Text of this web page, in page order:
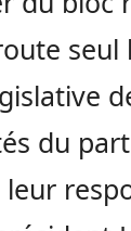
seul
du